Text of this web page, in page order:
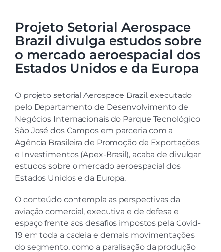
Projeto Setorial Aerospace
Brazil divulga estudos sobre
o mercado aeroespacial dos
Estados Unidos e da Europa
O projeto setorial Aerospace Brazil, executado
pelo Departamento de Desenvolvimento de
Negócios Internacionais do Parque Tecnológico
São José dos Campos em parceria com a
Agência Brasileira de Promoção de Exportações
e Investimentos (Apex-Brasil), acaba de divulgar
estudos sobre o mercado aeroespacial dos
Estados Unidos e da Europa.
O conteúdo contempla as perspectivas da
aviação comercial, executiva e de defesa e
espaço frente aos desafios impostos pela Covid-
19 em toda a cadeia e demais movimentações
do segmento, como a paralisação da produção